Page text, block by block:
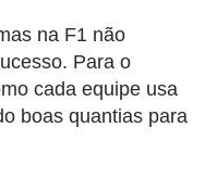
na F1 não
Para o
cada equipe usa
boas quantias para